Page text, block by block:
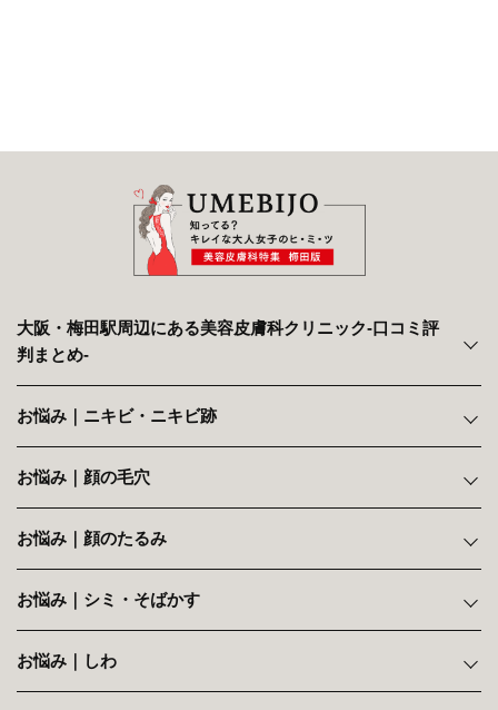
大阪・梅田駅周辺にある美容皮膚科クリニック‐口コミ評
判まとめ‐
お悩み｜ニキビ・ニキビ跡
お悩み｜顔の毛穴
お悩み｜顔のたるみ
お悩み｜シミ・そばかす
お悩み｜しわ